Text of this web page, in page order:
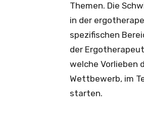
Themen. Die
in der
spezifischen
der
welche Vorlieben
Wettbewerb, im
starten.